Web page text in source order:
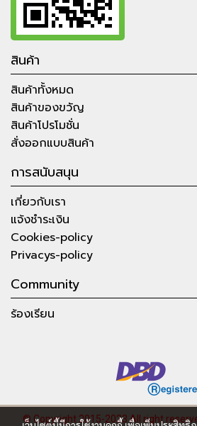
สินค้า
สินค้าทั้งหมด
สินค้าของขวัญ
สินค้าโปรโมชั่น
สั่งออกแบบสินค้า
การสนับสนุน
เกี่ยวกับเรา
แจ้งชำระเงิน
Cookies-policy
Privacys-policy
Community
ร้องเรียน
© Copyright 2015-2023 All right